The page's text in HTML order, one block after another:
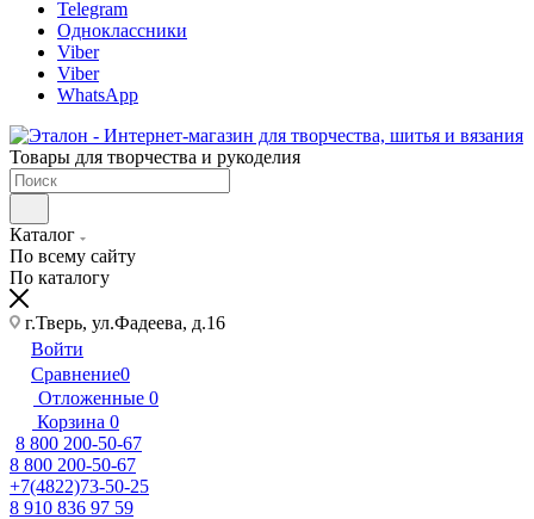
Telegram
Одноклассники
Viber
Viber
WhatsApp
Товары для творчества и рукоделия
Каталог
По всему сайту
По каталогу
г.Тверь, ул.Фадеева, д.16
Войти
Сравнение0
Отложенные 0
Корзина 0
8 800 200-50-67
8 800 200-50-67
+7(4822)73-50-25
8 910 836 97 59